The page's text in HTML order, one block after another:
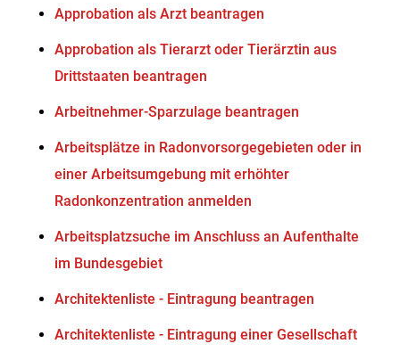
Approbation als Arzt beantragen
Approbation als Tierarzt oder Tierärztin aus
Drittstaaten beantragen
Arbeitnehmer-Sparzulage beantragen
Arbeitsplätze in Radonvorsorgegebieten oder in
einer Arbeitsumgebung mit erhöhter
Radonkonzentration anmelden
Arbeitsplatzsuche im Anschluss an Aufenthalte
im Bundesgebiet
Architektenliste - Eintragung beantragen
Architektenliste - Eintragung einer Gesellschaft